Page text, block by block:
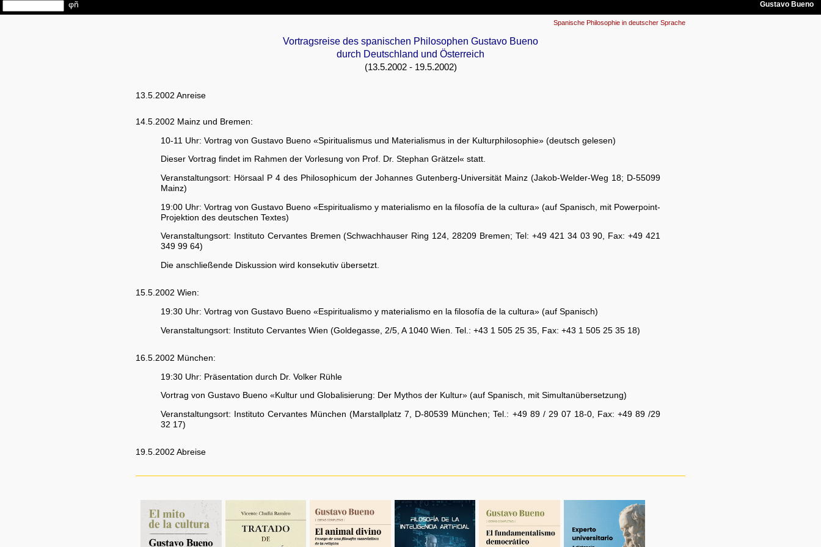
Spanische Philosophie in deutscher Sprache
Vortragsreise des spanischen Philosophen Gustavo Bueno
durch Deutschland und Österreich
(13.5.2002 - 19.5.2002)
13.5.2002 Anreise
14.5.2002 Mainz und Bremen:
10-11 Uhr: Vortrag von Gustavo Bueno «Spiritualismus und Materialismus in der Kulturphilosophie» (deutsch gelesen)
Dieser Vortrag findet im Rahmen der Vorlesung von Prof. Dr. Stephan Grätzel« statt.
Veranstaltungsort: Hörsaal P 4 des Philosophicum der Johannes Gutenberg-Universität Mainz (Jakob-Welder-Weg 18; D-55099
Mainz)
19:00 Uhr: Vortrag von Gustavo Bueno «Espiritualismo y materialismo en la filosofía de la cultura» (auf Spanisch, mit Powerpoint-
Projektion des deutschen Textes)
Veranstaltungsort: Instituto Cervantes Bremen (Schwachhauser Ring 124, 28209 Bremen; Tel: +49 421 34 03 90, Fax: +49 421
349 99 64)
Die anschließende Diskussion wird konsekutiv übersetzt.
15.5.2002 Wien:
19:30 Uhr: Vortrag von Gustavo Bueno «Espiritualismo y materialismo en la filosofía de la cultura» (auf Spanisch)
Veranstaltungsort: Instituto Cervantes Wien (Goldegasse, 2/5, A 1040 Wien. Tel.: +43 1 505 25 35, Fax: +43 1 505 25 35 18)
16.5.2002 München:
19:30 Uhr: Präsentation durch Dr. Volker Rühle
Vortrag von Gustavo Bueno «Kultur und Globalisierung: Der Mythos der Kultur» (auf Spanisch, mit Simultanübersetzung)
Veranstaltungsort: Instituto Cervantes München (Marstallplatz 7, D-80539 München; Tel.: +49 89 / 29 07 18-0, Fax: +49 89 /29
32 17)
19.5.2002 Abreise